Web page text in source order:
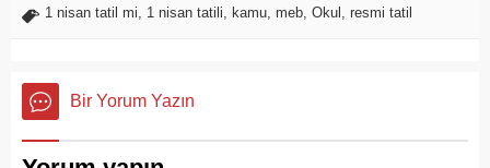
1 nisan tatil mi, 1 nisan tatili, kamu, meb, Okul , resmi tatil
Bir Yorum Yazın